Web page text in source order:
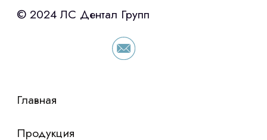
«Уралпромлизинг» подберем выгодные
условия по лизингу оборудования,
просто оставьте контакты чтобы мы
сориентировали по условиям